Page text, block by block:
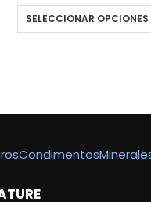
original
era:
SELECCIONAR OPCIONES
Condimentos